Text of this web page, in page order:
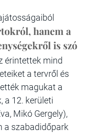
hanem a
is szó
érintettek mind
a tervről és
magukat a
a 12. kerületi
Mikó Gergely),
a szabadidőpark